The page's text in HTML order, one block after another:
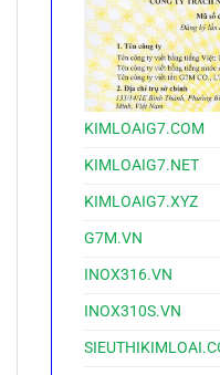
KIMLOAIG7.COM
KIMLOAIG7.NET
KIMLOAIG7.XYZ
G7M.VN
INOX316.VN
INOX310S.VN